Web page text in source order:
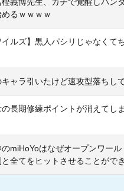
るｗｗｗｗ
イルズ】黒人パシリじゃなくて
キャラ引いたけど速攻型落ちし
の長期修練ポイントが消えてし
のmiHoYoはなぜオープンワー
と全てをヒットさせることがで